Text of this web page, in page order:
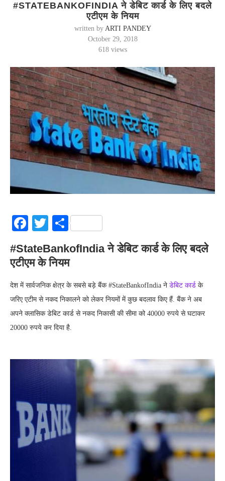
#STATEBANKOFINDIA ने डेबिट कार्ड के लिए बदले
एटीएम के नियम
written by ARTI PANDEY
October 29, 2018
618views
Facebook
Twitter
Share
#StateBankofIndia ने डेबिट कार्ड के लिए बदले
एटीएम के नियम
देश में सार्वजनिक क्षेत्र के सबसे बड़े बैंक #StateBankofIndia ने डेबिट कार्ड के
जरिए एटीम से नकद निकालने को लेकर नियमों में कुछ बदलाव किए हैं. बैंक ने अब
अपने क्‍लासिक डेबिट कार्ड से नकद निकासी की सीमा को 40000 रुपये से घटाकर
20000 रुपये कर दिया है.